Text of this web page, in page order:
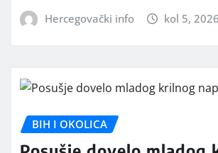
Hercegovački info kol 5, 2026
BIH I OKOLICA